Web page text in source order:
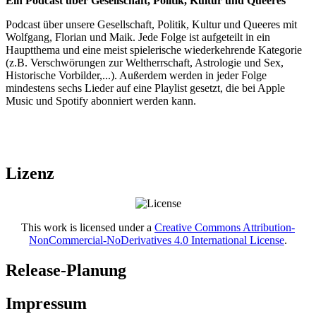
Podcast über unsere Gesellschaft, Politik, Kultur und Queeres mit
Wolfgang, Florian und Maik. Jede Folge ist aufgeteilt in ein
Hauptthema und eine meist spielerische wiederkehrende Kategorie
(z.B. Verschwörungen zur Weltherrschaft, Astrologie und Sex,
Historische Vorbilder,...). Außerdem werden in jeder Folge
mindestens sechs Lieder auf eine Playlist gesetzt, die bei Apple
Music und Spotify abonniert werden kann.
Lizenz
This work is licensed under a Creative Commons Attribution-
NonCommercial-NoDerivatives 4.0 International License.
Release-Planung
Impressum